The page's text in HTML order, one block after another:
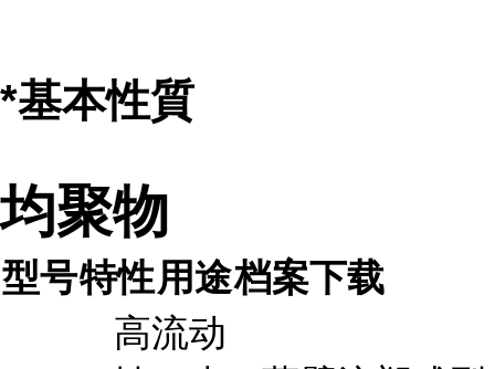
*基本性質
均聚物
型号特性用途档案下载
高流动